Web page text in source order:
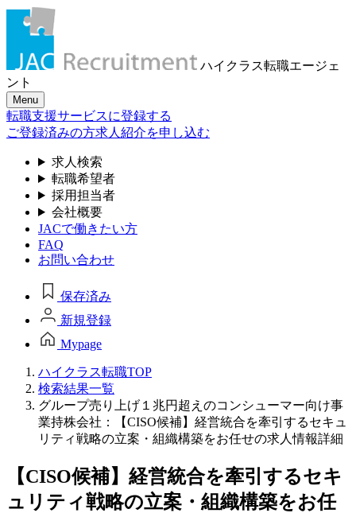
ハイクラス転職エージェ
ント
Menu
転職支援サービスに登録する
ご登録済みの方求人紹介を申し込む
求人検索
転職希望者
採用担当者
会社概要
JACで働きたい方
FAQ
お問い合わせ
保存済み
新規登録
Mypage
ハイクラス転職TOP
検索結果一覧
グループ売り上げ１兆円超えのコンシューマー向け事
業持株会社：【CISO候補】経営統合を牽引するセキュ
リティ戦略の立案・組織構築をお任せの求人情報詳細
【CISO候補】経営統合を牽引するセキ
ュリティ戦略の立案・組織構築をお任